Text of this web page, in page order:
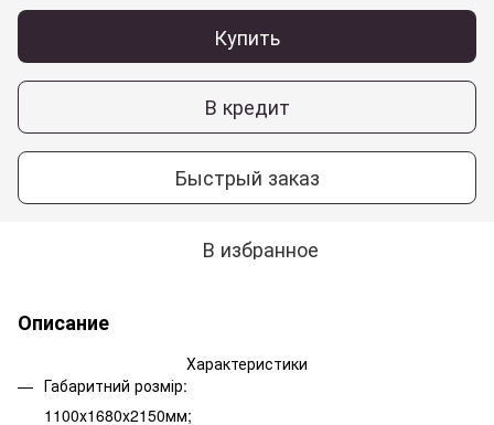
Купить
В кредит
Быстрый заказ
В избранное
Описание
Характеристики
Габаритний розмір:
1100х1680х2150мм;